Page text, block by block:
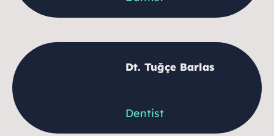
Dt. Tuğçe Barlas
Dentist